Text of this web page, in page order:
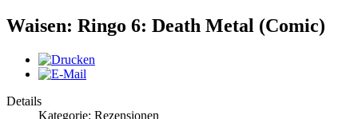
Waisen: Ringo 6: Death Metal (Comic)
Details
Kategorie: Rezensionen